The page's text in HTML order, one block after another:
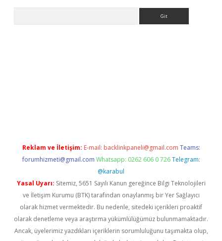
Reklam ve İletişim: E-mail: backlinkpaneli@gmail.com Teams:
forumhizmeti@gmail.com Whatsapp: 0262 606 0 726 Telegram:
@karabul
Yasal Uyarı: Sitemiz, 5651 Sayılı Kanun gereğince Bilgi Teknolojileri
ve İletişim Kurumu (BTK) tarafından onaylanmış bir Yer Sağlayıcı
olarak hizmet vermektedir. Bu nedenle, sitedeki içerikleri proaktif
olarak denetleme veya araştırma yükümlülüğümüz bulunmamaktadır.
Ancak, üyelerimiz yazdıkları içeriklerin sorumluluğunu taşımakta olup,